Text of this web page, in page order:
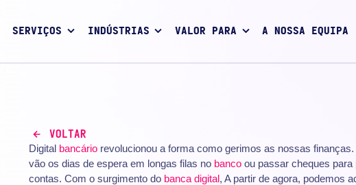
SERVIÇOS INDÚSTRIAS VALOR PARA A NOSSA EQUIPA
VOLTAR
Digital bancáriorevolucionou a forma como gerimos as nossas finanças.
vão os dias de espera em longas filas no bancoou passar cheques para
contas. Com o surgimento do banca digital, A partir de agora, podemos